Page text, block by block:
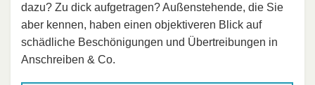
dazu? Zu dick aufgetragen? Außenstehende, die Sie
aber kennen, haben einen objektiveren Blick auf
schädliche Beschönigungen und Übertreibungen in
Anschreiben & Co.